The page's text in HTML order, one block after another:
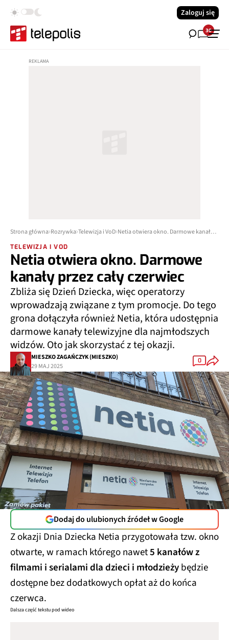
Zaloguj się
30
Strona główna Rozrywka Telewizja i VoD Netia otwiera okno. Darmowe kanały przez cały czerwiec
TELEWIZJA I VOD
Netia otwiera okno. Darmowe
kanały przez cały czerwiec
Zbliża się Dzień Dziecka, więc operatorzy
wprowadzają związane z tym promocje. Do tego
grona dołączyła również Netia, która udostępnia
darmowe kanały telewizyjne dla najmłodszych
widzów. Oto jak skorzystać z tej okazji.
MIESZKO ZAGAŃCZYK (MIESZKO)
29 MAJ 2025
0
Dodaj do ulubionych źródeł w Google
Z okazji Dnia Dziecka Netia przygotowała tzw. okno
otwarte, w ramach którego nawet5 kanałów z
filmami i serialami dla dzieci i młodzieżybędzie
dostępne bez dodatkowych opłat aż do końca
czerwca.
Dalsza część tekstu pod wideo